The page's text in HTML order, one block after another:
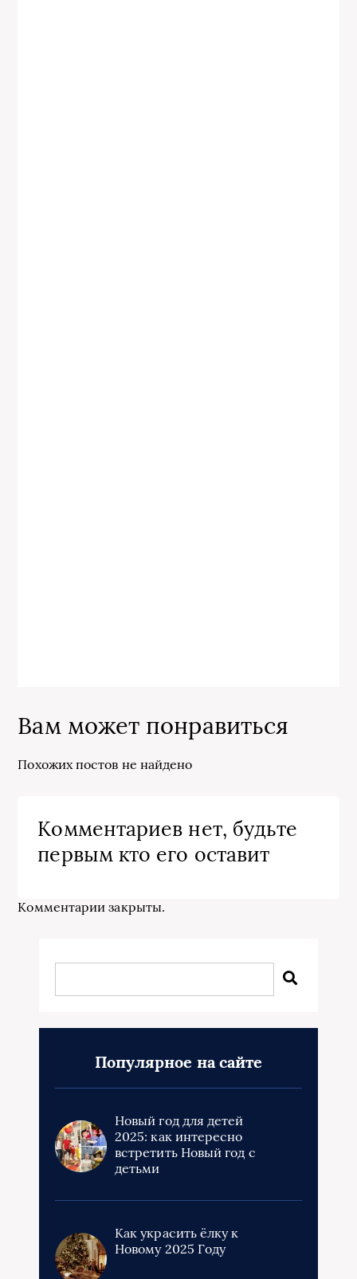
Вам может понравиться
Похожих постов не найдено
Комментариев нет, будьте
первым кто его оставит
Комментарии закрыты.
Популярное на сайте
Новый год для детей
2025: как интересно
встретить Новый год с
детьми
Как украсить ёлку к
Новому 2025 Году